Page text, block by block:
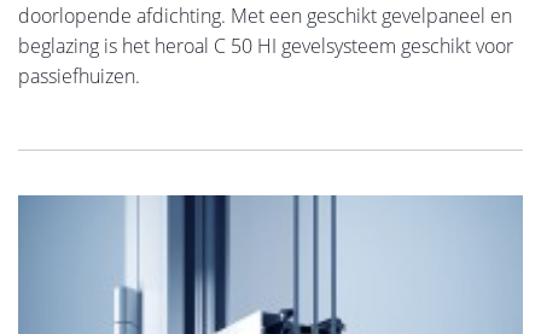
doorlopende afdichting. Met een geschikt gevelpaneel en
beglazing is het heroal C 50 HI gevelsysteem geschikt voor
passiefhuizen.